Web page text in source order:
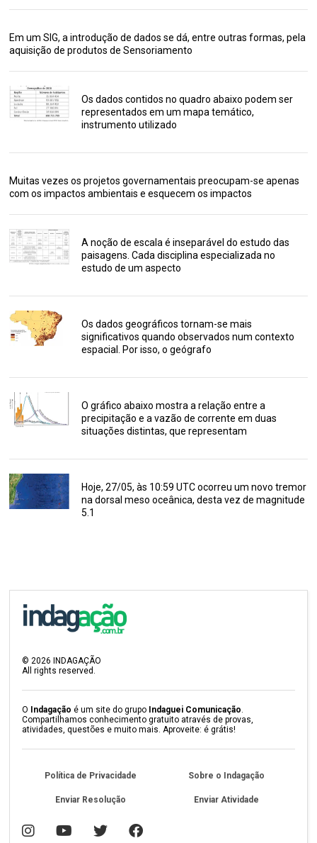
Em um SIG, a introdução de dados se dá, entre outras formas, pela
aquisição de produtos de Sensoriamento
Os dados contidos no quadro abaixo podem ser
representados em um mapa temático,
instrumento utilizado
Muitas vezes os projetos governamentais preocupam-se apenas
com os impactos ambientais e esquecem os impactos
A noção de escala é inseparável do estudo das
paisagens. Cada disciplina especializada no
estudo de um aspecto
Os dados geográficos tornam-se mais
significativos quando observados num contexto
espacial. Por isso, o geógrafo
O gráfico abaixo mostra a relação entre a
precipitação e a vazão de corrente em duas
situações distintas, que representam
Hoje, 27/05, às 10:59 UTC ocorreu um novo tremor
na dorsal meso oceânica, desta vez de magnitude
5.1
©2026 INDAGAÇÃO
All rights reserved.
O Indagação é um site do grupo Indaguei Comunicação.
Compartilhamos conhecimento gratuito através de provas,
atividades, questões e muito mais. Aproveite: é grátis!
Política de Privacidade Sobre o Indagação
Enviar Resolução Enviar Atividade